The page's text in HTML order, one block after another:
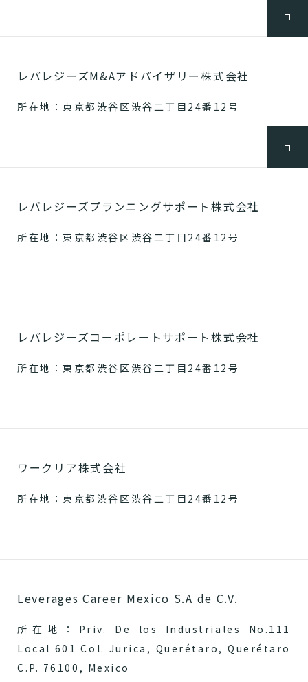
レバレジーズM&Aアドバイザリー株式会社
所在地：東京都渋谷区渋谷二丁目24番12号
レバレジーズプランニングサポート株式会社
所在地：東京都渋谷区渋谷二丁目24番12号
レバレジーズコーポレートサポート株式会社
所在地：東京都渋谷区渋谷二丁目24番12号
ワークリア株式会社
所在地：東京都渋谷区渋谷二丁目24番12号
Leverages Career Mexico S.A de C.V.
所在地：Priv. De los Industriales No.111
Local 601 Col. Jurica, Querétaro, Querétaro
C.P. 76100, Mexico